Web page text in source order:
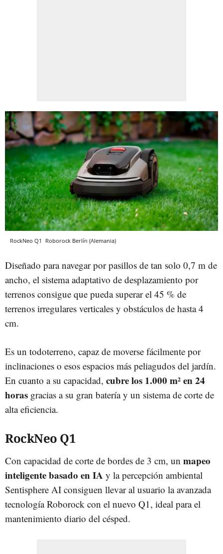
RockNeo Q1 Roborock Berlín (Alemania)
Diseñado para navegar por pasillos de tan solo 0,7 m de
ancho, el sistema adaptativo de desplazamiento por
terrenos consigue que pueda superar el 45 % de
terrenos irregulares verticales y obstáculos de hasta 4
cm.
Es un todoterreno, capaz de moverse fácilmente por
inclinaciones o esos espacios más peliagudos del jardín.
En cuanto a su capacidad, cubre los 1.000 m² en 24
horas gracias a su gran batería y un sistema de corte de
alta eficiencia.
RockNeo Q1
Con capacidad de corte de bordes de 3 cm, un mapeo
inteligente basado en IA y la percepción ambiental
Sentisphere AI consiguen llevar al usuario la avanzada
tecnología Roborock con el nuevo Q1, ideal para el
mantenimiento diario del césped.